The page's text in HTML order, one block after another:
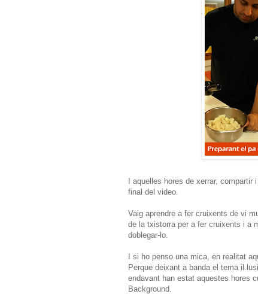
I aquelles hores de xerrar,
final del video.
Vaig aprendre a fer cruixents de vi
de la txistorra per a fer cruixents i a
doblegar-lo.
I si ho penso una mica, en realitat
Perque deixant a banda el tema
endavant han estat aquestes hores
Background.